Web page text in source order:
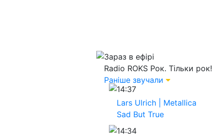
Зараз в ефірі
Radio ROKS Рок. Тільки рок!
Раніше звучали
14:37
Lars Ulrich | Metallica
Sad But True
14:34